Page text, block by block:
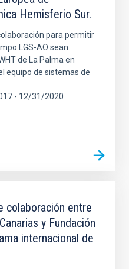
Hemisferio Sur.
para permitir
LGS-AO sean
de La Palma en
equipo de sistemas de
- 12/31/2020
colaboración entre
y Fundación
internacional de